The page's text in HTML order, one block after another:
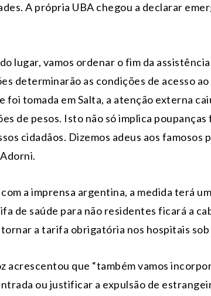
A própria UBA chegou a declarar
lugar, vamos ordenar o fim da
determinarão as condições de acesso
foi tomada em Salta, a atenção externa
de pesos. Isto não só implica
cidadãos. Dizemos adeus aos famosos
a imprensa argentina, a medida terá
de saúde para não residentes ficará a
a tarifa obrigatória nos hospitais
acrescentou que “também vamos
ou justificar a expulsão de